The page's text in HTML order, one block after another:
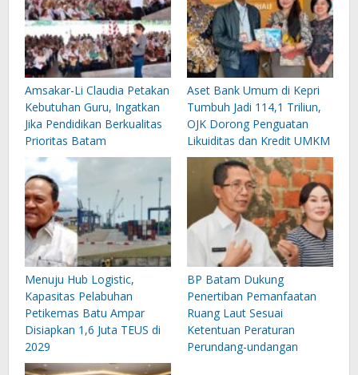
Amsakar-Li Claudia Petakan
Kebutuhan Guru, Ingatkan
Jika Pendidikan Berkualitas
Prioritas Batam
Aset Bank Umum di Kepri
Tumbuh Jadi 114,1 Triliun,
OJK Dorong Penguatan
Likuiditas dan Kredit UMKM
Menuju Hub Logistic,
Kapasitas Pelabuhan
Petikemas Batu Ampar
Disiapkan 1,6 Juta TEUS di
2029
BP Batam Dukung
Penertiban Pemanfaatan
Ruang Laut Sesuai
Ketentuan Peraturan
Perundang-undangan